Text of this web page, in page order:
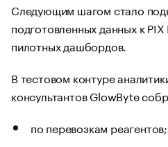
Следующим шагом стало
подготовленных данных к
пилотных дашбордов.
В тестовом контуре
консультантов GlowByte
по перевозкам реагентов;